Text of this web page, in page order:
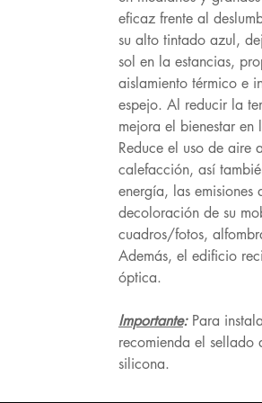
eficaz frente al
su alto tintado azul,
sol en la estancias,
aislamiento térmico e
espejo. Al reducir la
mejora el bienestar en
Reduce el uso de aire
calefacción, así
energía, las
decoloración de su
cuadros/fotos,
Además, el edificio
óptica.
Importante:Para
recomienda el sellado
silicona.